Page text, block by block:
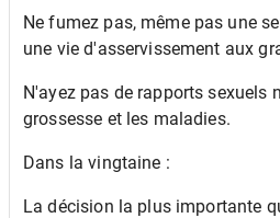
Ne fumez pas, même pas une
une vie d'asservissement aux
N'ayez pas de rapports sexuels
grossesse et les maladies.
Dans la vingtaine :
La décision la plus importante